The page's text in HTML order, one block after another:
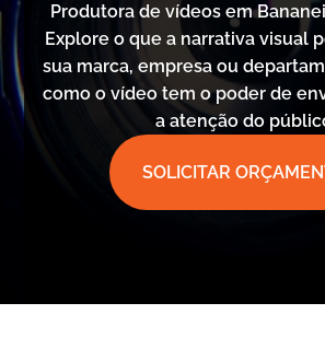
Produtora de vídeos em
Explore o que a narrativa visual
sua marca, empresa ou
como o vídeo tem o poder de
a atenção do
SOLICITAR